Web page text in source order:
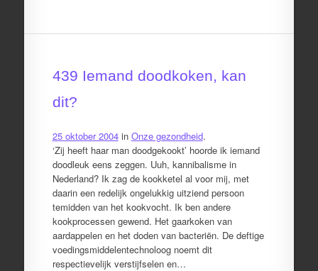
439 Iemand doodkoken, kan
dit?
25 oktober 2004in Onze gezondheid.
‘Zij heeft haar man doodgekookt’ hoorde ik iemand
doodleuk eens zeggen. Uuh, kannibalisme in
Nederland? Ik zag de kookketel al voor mij, met
daarin een redelijk ongelukkig uitziend persoon
temidden van het kookvocht. Ik ben andere
kookprocessen gewend. Het gaarkoken van
aardappelen en het doden van bacteriën. De deftige
voedingsmiddelentechnoloog noemt dit
respectievelijk verstijfselen en…